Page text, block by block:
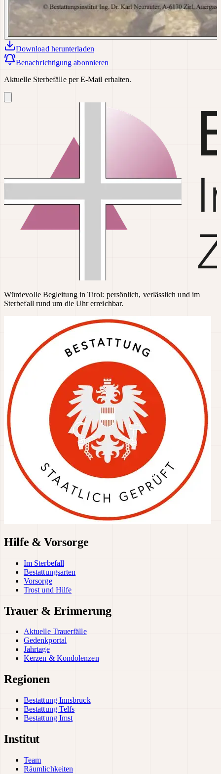
Download herunterladen
Benachrichtigung abonnieren
Aktuelle Sterbefälle per E-Mail erhalten.
Würdevolle Begleitung in Tirol: persönlich, verlässlich und im
Sterbefall rund um die Uhr erreichbar.
Hilfe & Vorsorge
Im Sterbefall
Bestattungsarten
Vorsorge
Trost und Hilfe
Trauer & Erinnerung
Aktuelle Trauerfälle
Gedenkportal
Jahrtage
Kerzen & Kondolenzen
Regionen
Bestattung Innsbruck
Bestattung Telfs
Bestattung Imst
Institut
Team
Räumlichkeiten